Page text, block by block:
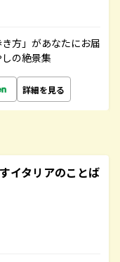
方」があなたにお届
の絶景集
詳細を見る
イタリアのことば